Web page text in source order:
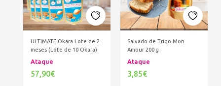
ULTIMATE Okara Lote de 2
meses (Lote de 10 Okara)
Ataque
57,90€
Salvado de Trigo Mon
Amour 200 g
Ataque
3,85€